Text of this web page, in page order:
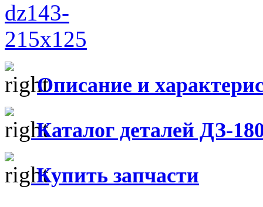
Описание и
Каталог деталей ДЗ-
Купить запчасти